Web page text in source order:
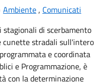
Ambiente , Comunicati
di scerbamento
cunette stradali sull'intero
e coordinata
e Programmazione, è
con la determinazione